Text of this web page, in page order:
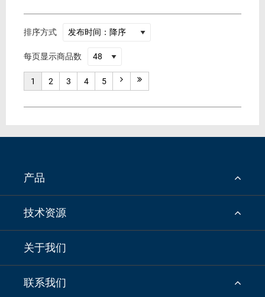
排序方式
每页显示商品数
1 2 3 4 5
产品
技术资源
关于我们
联系我们